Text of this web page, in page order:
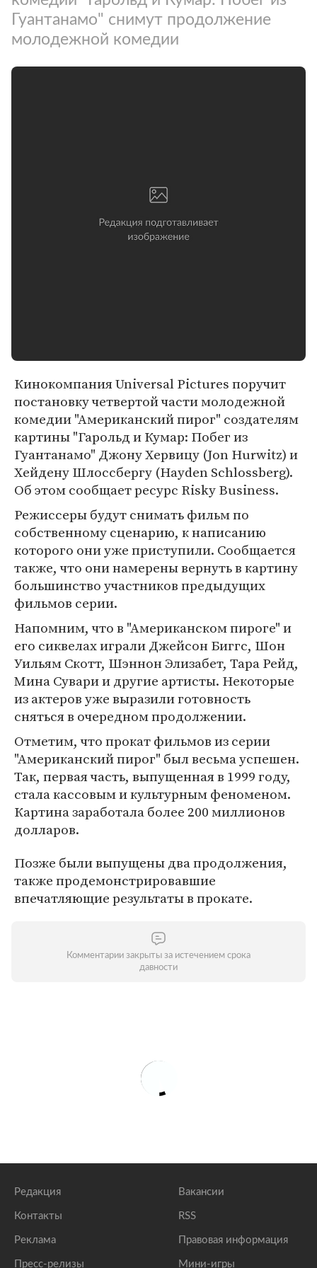
Гуантанамо" снимут продолжение
молодежной комедии
Кинокомпания Universal Pictures поручит
постановку четвертой части молодежной
комедии "Американский пирог" создателям
картины "Гарольд и Кумар: Побег из
Гуантанамо" Джону Хервицу (Jon Hurwitz) и
Хейдену Шлоссбергу (Hayden Schlossberg).
Об этом сообщает ресурс Risky Business.
Режиссеры будут снимать фильм по
собственному сценарию, к написанию
которого они уже приступили. Сообщается
также, что они намерены вернуть в картину
большинство участников предыдущих
фильмов серии.
Напомним, что в "Американском пироге" и
его сиквелах играли Джейсон Биггс, Шон
Уильям Скотт, Шэннон Элизабет, Тара Рейд,
Мина Сувари и другие артисты. Некоторые
из актеров уже выразили готовность
сняться в очередном продолжении.
Отметим, что прокат фильмов из серии
"Американский пирог" был весьма успешен.
Так, первая часть, выпущенная в 1999 году,
стала кассовым и культурным феноменом.
Картина заработала более 200 миллионов
долларов.
Позже были выпущены два продолжения,
также продемонстрировавшие
впечатляющие результаты в прокате.
Комментарии закрыты за истечением срока
давности
Редакция
Контакты
Реклама
Пресс-релизы
Вакансии
RSS
Правовая информация
Мини-игры